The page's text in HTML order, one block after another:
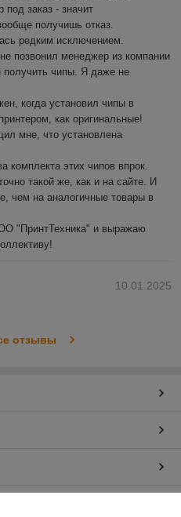
заказ - значит
позвонил менеджер из компании
получить чипы. Я даже не
когда установил чипы в
как оригинальные!
мне, что установлена
комплекта этих чипов впрок.
такой же, как и на сайте. И
чем на аналогичные товары в
"ПринтТехника" и выражаю
10.01.2025
отзывы